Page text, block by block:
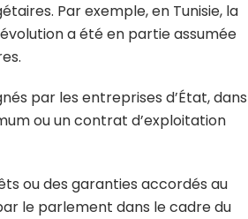
Par exemple, en Tunisie, la
a été en partie assumée
par les entreprises d’État, dans
ou un contrat d’exploitation
ou des garanties accordés au
le parlement dans le cadre du